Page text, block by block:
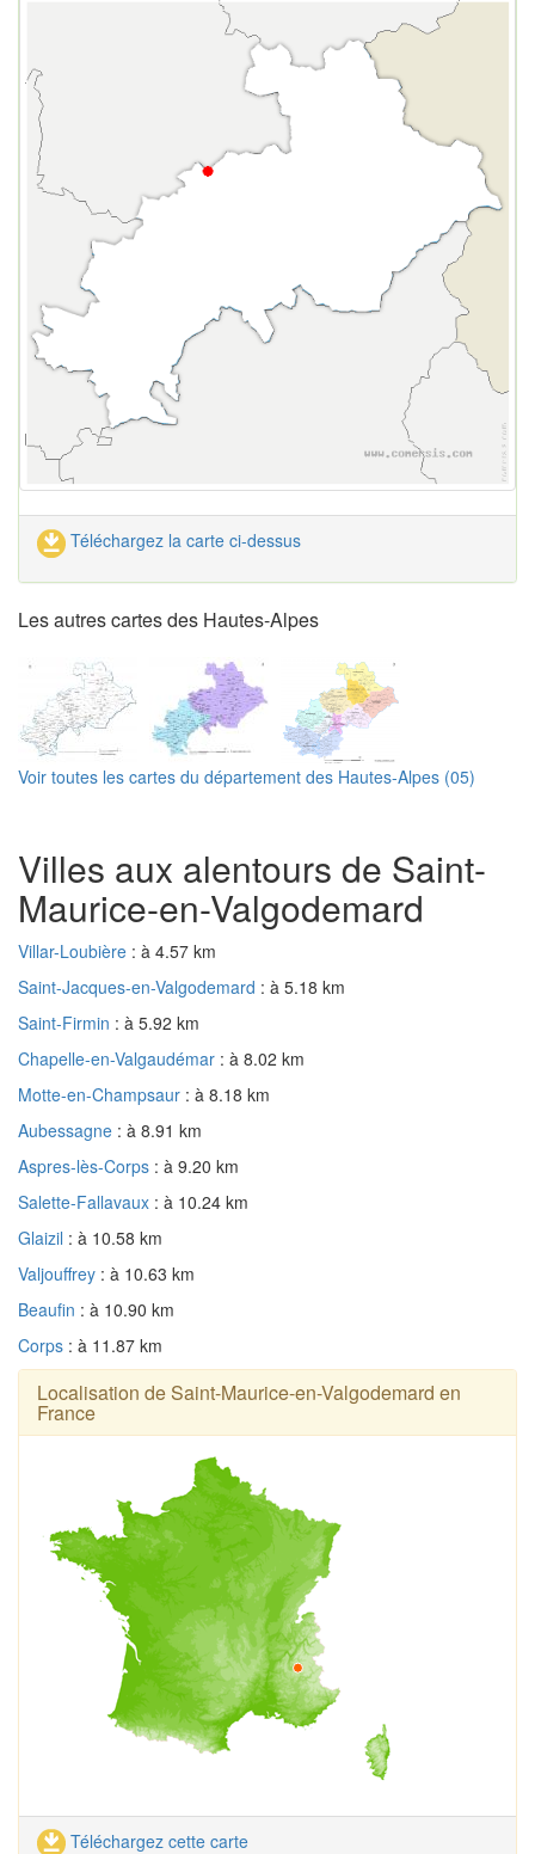
Téléchargez la carte ci-dessus
Les autres cartes des Hautes-Alpes
Voir toutes les cartes du département des Hautes-Alpes (05)
Villes aux alentours de Saint-
Maurice-en-Valgodemard
Villar-Loubière : à 4.57 km
Saint-Jacques-en-Valgodemard : à 5.18 km
Saint-Firmin : à 5.92 km
Chapelle-en-Valgaudémar : à 8.02 km
Motte-en-Champsaur : à 8.18 km
Aubessagne : à 8.91 km
Aspres-lès-Corps : à 9.20 km
Salette-Fallavaux : à 10.24 km
Glaizil : à 10.58 km
Valjouffrey : à 10.63 km
Beaufin : à 10.90 km
Corps : à 11.87 km
Localisation de Saint-Maurice-en-Valgodemard en
France
Téléchargez cette carte